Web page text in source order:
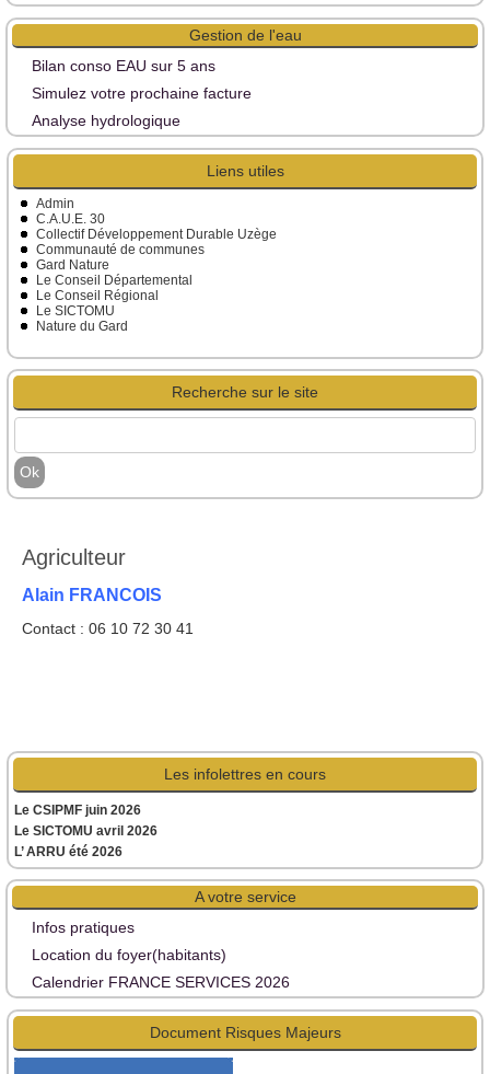
Gestion de l'eau
Bilan conso EAU sur 5 ans
Simulez votre prochaine facture
Analyse hydrologique
Liens utiles
Admin
C.A.U.E. 30
Collectif Développement Durable Uzège
Communauté de communes
Gard Nature
Le Conseil Départemental
Le Conseil Régional
Le SICTOMU
Nature du Gard
Recherche sur le site
Agriculteur
Alain FRANCOIS
Contact : 06 10 72 30 41
Les infolettres en cours
Le CSIPMF juin 2026
Le SICTOMU avril 2026
L’ ARRU été 2026
A votre service
Infos pratiques
Location du foyer(habitants)
Calendrier FRANCE SERVICES 2026
Document Risques Majeurs